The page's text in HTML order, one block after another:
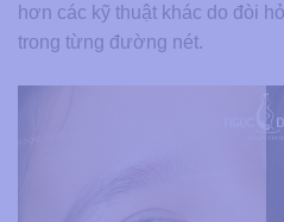
hơn các kỹ thuật khác do đòi
trong từng đường nét.